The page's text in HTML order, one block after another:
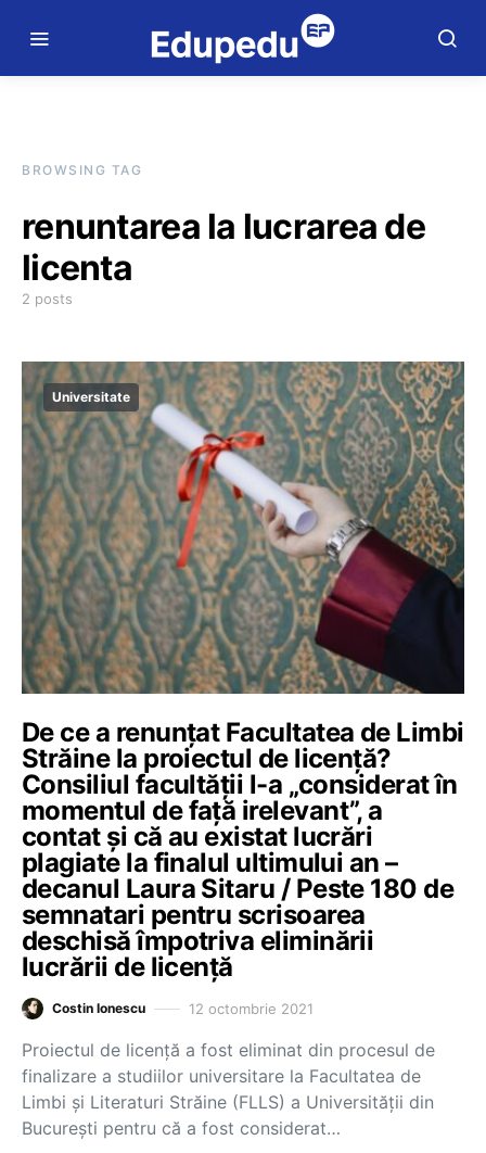
BROWSING TAG
renuntarea la lucrarea de
licenta
2 posts
Universitate
De ce a renunțat Facultatea de Limbi
Străine la proiectul de licență?
Consiliul facultății l-a „considerat în
momentul de față irelevant”, a
contat și că au existat lucrări
plagiate la finalul ultimului an –
decanul Laura Sitaru / Peste 180 de
semnatari pentru scrisoarea
deschisă împotriva eliminării
lucrării de licență
Costin Ionescu 12 octombrie 2021
Proiectul de licență a fost eliminat din procesul de
finalizare a studiilor universitare la Facultatea de
Limbi și Literaturi Străine (FLLS) a Universității din
București pentru că a fost considerat…